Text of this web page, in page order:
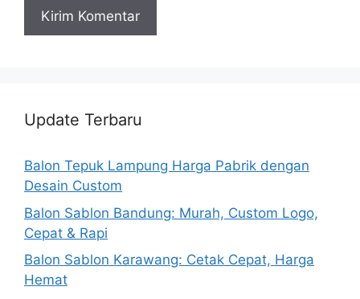
Update Terbaru
Balon Tepuk Lampung Harga Pabrik dengan
Desain Custom
Balon Sablon Bandung: Murah, Custom Logo,
Cepat & Rapi
Balon Sablon Karawang: Cetak Cepat, Harga
Hemat